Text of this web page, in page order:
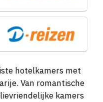
hotelkamers met
Van romantische
kamers